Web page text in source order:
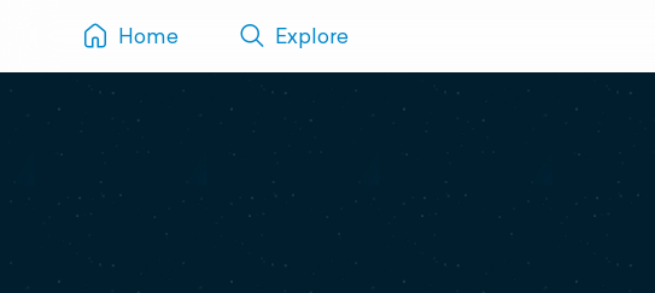
Home Explore